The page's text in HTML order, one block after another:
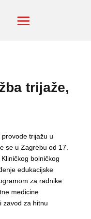
trijaže,
trijažu u
se u Zagrebu od 17.
bolničkog
edukacijske
za radnike
medicine
zavod za hitnu